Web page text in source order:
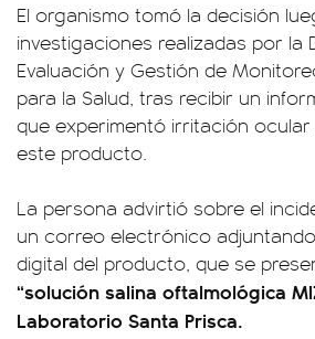
El organismo tomó la decisión
investigaciones realizadas por la
Evaluación y Gestión de
para la Salud, tras recibir un
que experimentó irritación
este producto.
La persona advirtió sobre el
un correo electrónico
digital del producto, que se
“solución salina oftalmológica
Laboratorio Santa Prisca.